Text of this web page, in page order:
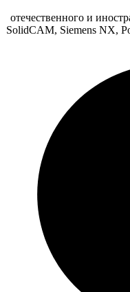
отечественного и
SolidCAM, Siemens NX,